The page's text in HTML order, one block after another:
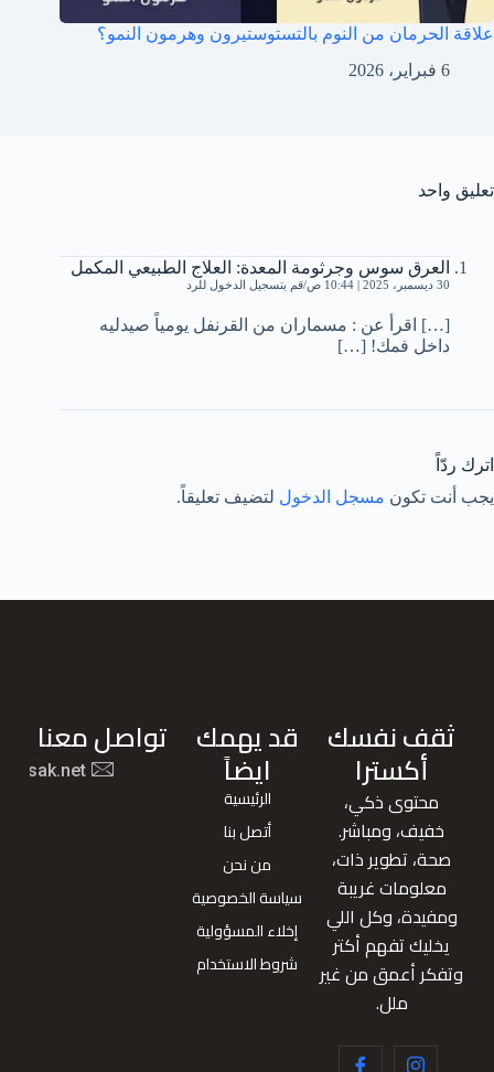
علاقة الحرمان من النوم بالتستوستيرون وهرمون النمو؟
6 فبراير، 2026
تعليق واحد
العرق سوس وجرثومة المعدة: العلاج الطبيعي المكمل
30 ديسمبر، 2025 | 10:44 ص قم بتسجيل الدخول للرد
[…] اقرأ عن : مسماران من القرنفل يومياً صيدليه
داخل فمك! […]
اترك ردّاً
يجب أنت تكون مسجل الدخول لتضيف تعليقاً.
ثقف نفسك
أكسترا
محتوى ذكي،
خفيف، ومباشر.
صحة، تطوير ذات،
معلومات غريبة
ومفيدة، وكل اللي
يخليك تفهم أكتر
وتفكر أعمق من غير
ملل.
قد يهمك
ايضاً
الرئيسية
أتصل بنا
من نحن
سياسة الخصوصية
إخلاء المسؤولية
شروط الاستخدام
تواصل معنا